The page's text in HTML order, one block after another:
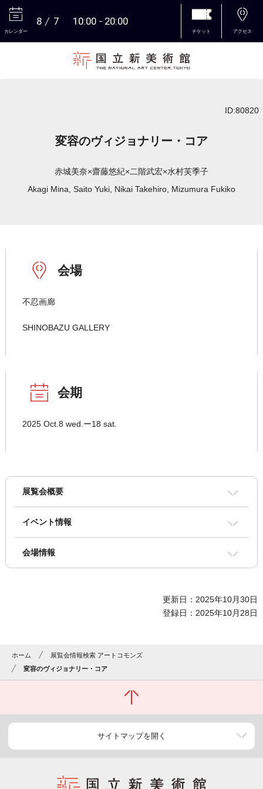
カレンダー
8 7 10:00 20:00
チケット アクセス
ID:80820
変容のヴィジョナリー・コア
赤城美奈×齋藤悠紀×二階武宏×水村芙季子
Akagi Mina, Saito Yuki, Nikai Takehiro, Mizumura Fukiko
会場
不忍画廊
SHINOBAZU GALLERY
会期
2025 Oct.8 wed.ー18 sat.
展覧会概要
イベント情報
会場情報
更新日：2025年10月30日
登録日：2025年10月28日
ホーム
展覧会情報検索 アートコモンズ
変容のヴィジョナリー・コア
サイトマップを開く